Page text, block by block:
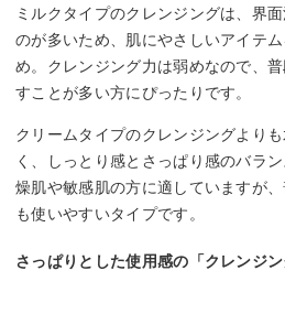
ミルクタイプのクレンジングは、界
のが多いため、肌にやさしいアイテ
め。クレンジング力は弱めなので、
すことが多い方にぴったりです。
クリームタイプのクレンジングより
く、しっとり感とさっぱり感のバラ
燥肌や敏感肌の方に適していますが
も使いやすいタイプです。
さっぱりとした使用感の「クレンジ